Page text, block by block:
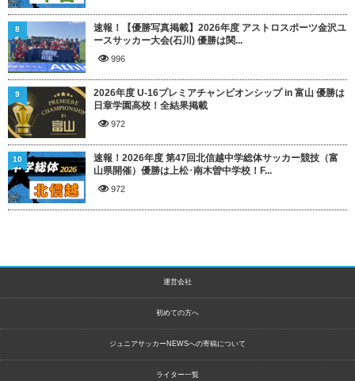
速報！【優勝写真掲載】2026年度 アストロスポーツ金沢ユ
ースサッカー大会(石川) 優勝は関...
996
8
2026年度 U-16プレミアチャンピオンシップ in 富山 優勝は
日章学園高校！全結果掲載
972
9
速報！2026年度 第47回北信越中学総体サッカー競技（富
山県開催）優勝は上松･南木曽中学校！F...
972
10
運営会社
初めての方へ
ジュニアサッカーNEWSへの寄稿について
ライター一覧